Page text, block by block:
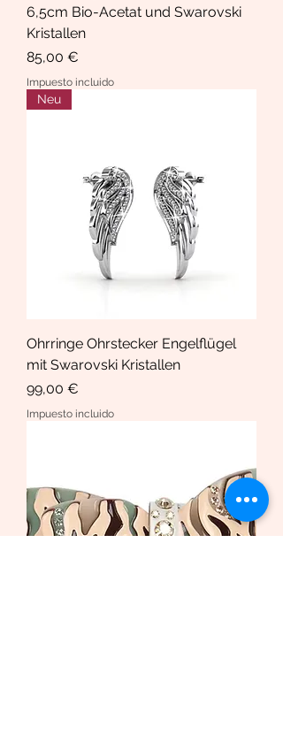
6,5cm Bio-Acetat und Swarovski
Kristallen
Precio
85,00 €
Impuesto incluido
Neu
Ohrringe Ohrstecker Engelflügel
mit Swarovski Kristallen
Precio
99,00 €
Impuesto incluido